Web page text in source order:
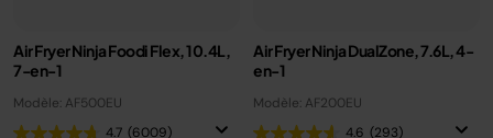
Air Fryer Ninja Foodi Flex, 10.4L,
7-en-1
Modèle: AF500EU
4.7 (6009)
Air Fryer Ninja DualZone, 7.6L, 4-
en-1
Modèle: AF200EU
4.6 (293)